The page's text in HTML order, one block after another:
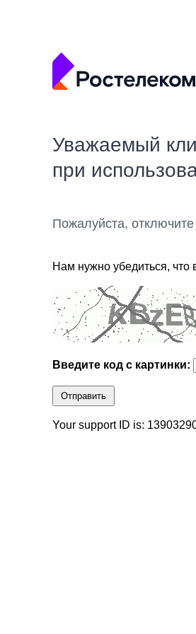
Уважаемый
при
Пожалуйста,
Нам нужно убедиться, что
Введите код с картинки:
Отправить
Your support ID is: